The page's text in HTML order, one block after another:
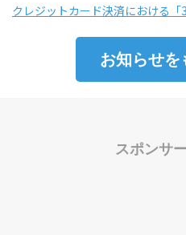
クレジットカード決済における
お知らせを
スポンサ